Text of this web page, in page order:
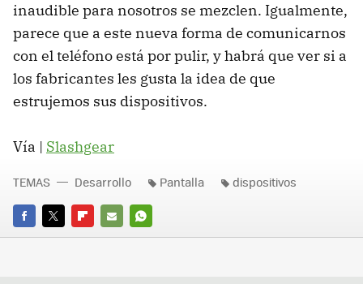
inaudible para nosotros se mezclen. Igualmente,
parece que a este nueva forma de comunicarnos
con el teléfono está por pulir, y habrá que ver si a
los fabricantes les gusta la idea de que
estrujemos sus dispositivos.
Vía | Slashgear
FACEBOOK
TWITTERFLIPBOARD
E-
WHATSAPP
TEMAS Desarrollo Pantalla dispositivos